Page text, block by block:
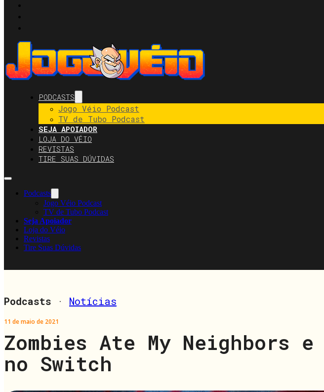
PODCASTS
Jogo Véio Podcast
TV de Tubo Podcast
SEJA APOIADOR
LOJA DO VÉIO
REVISTAS
TIRE SUAS DÚVIDAS
Podcasts
Jogo Véio Podcast
TV de Tubo Podcast
Seja Apoiador
Loja do Véio
Revistas
Tire Suas Dúvidas
Podcasts · Notícias
11 de maio de 2021
Zombies Ate My Neighbors
no Switch